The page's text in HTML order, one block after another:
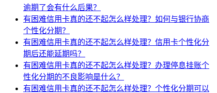
逾期了会有什么后果？
有困难信用卡真的还不起怎么样处理？如何与银行协商
个性化分期？
有困难信用卡真的还不起怎么样处理？信用卡个性化分
期后还能延期吗？
有困难信用卡真的还不起怎么样处理？办理停息挂账个
性化分期的不良影响是什么？
有困难信用卡真的还不起怎么样处理？个性化分期可以